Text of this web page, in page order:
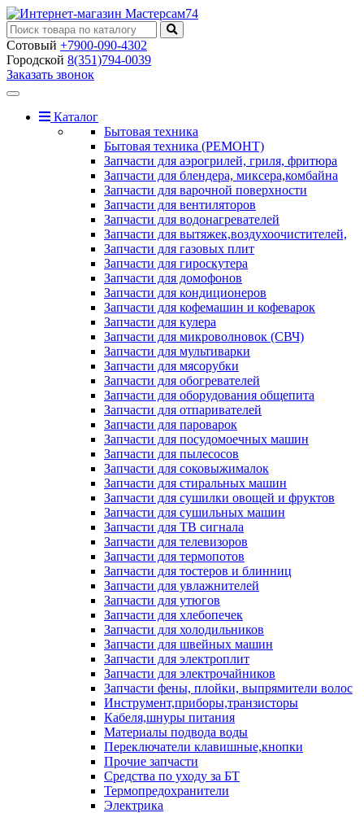
Сотовый +7900-090-4302
Городской 8(351)794-0039
Заказать звонок
Toggle
navigationКаталог
Бытовая техника
Бытовая техника (РЕМОНТ)
Запчасти для аэрогрилей, гриля, фритюра
Запчасти для блендера, миксера,комбайна
Запчасти для варочной поверхности
Запчасти для вентиляторов
Запчасти для водонагревателей
Запчасти для вытяжек,воздухоочистителей,
Запчасти для газовых плит
Запчасти для гироскутера
Запчасти для домофонов
Запчасти для кондиционеров
Запчасти для кофемашин и кофеварок
Запчасти для кулера
Запчасти для микроволновок (СВЧ)
Запчасти для мультиварки
Запчасти для мясорубки
Запчасти для обогревателей
Запчасти для оборудования общепита
Запчасти для отпаривателей
Запчасти для пароварок
Запчасти для посудомоечных машин
Запчасти для пылесосов
Запчасти для соковыжималок
Запчасти для стиральных машин
Запчасти для сушилки овощей и фруктов
Запчасти для сушильных машин
Запчасти для ТВ сигнала
Запчасти для телевизоров
Запчасти для термопотов
Запчасти для тостеров и блинниц
Запчасти для увлажнителей
Запчасти для утюгов
Запчасти для хлебопечек
Запчасти для холодильников
Запчасти для швейных машин
Запчасти для электроплит
Запчасти для электрочайников
Запчасти фены, плойки, выпрямители волос
Инструмент,приборы,транзисторы
Кабеля,шнуры питания
Материалы подвода воды
Переключатели клавишные,кнопки
Прочие запчасти
Средства по уходу за БТ
Термопредохранители
Электрика